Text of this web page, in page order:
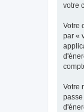
votre
Votre
par «
Votre
passe